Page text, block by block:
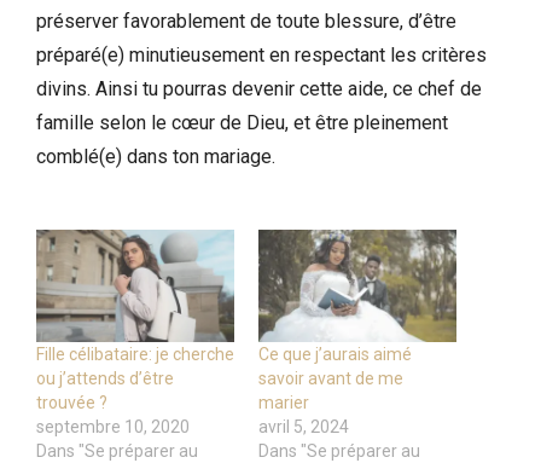
préserver favorablement de toute blessure, d’être
préparé(e) minutieusement en respectant les critères
divins. Ainsi tu pourras devenir cette aide, ce chef de
famille selon le cœur de Dieu, et être pleinement
comblé(e) dans ton mariage.
Fille célibataire: je cherche
ou j’attends d’être
trouvée ?
septembre 10, 2020
Dans "Se préparer au
Ce que j’aurais aimé
savoir avant de me
marier
avril 5, 2024
Dans "Se préparer au